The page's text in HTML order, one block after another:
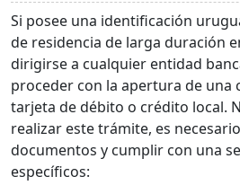
Si posee una identificación
de residencia de larga duración
dirigirse a cualquier entidad
proceder con la apertura de una
tarjeta de débito o crédito local.
realizar este trámite, es
documentos y cumplir con una
específicos: